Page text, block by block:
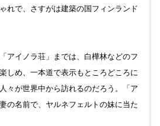
い」コーナー(2) に、新着記事をア
フの丘から" も更新しています。
" 写真のキャプションをアップ
れで、さすがは建築の国フィンランド
アイノラ荘」までは、白樺林などのフ
しめ、一本道で表示もところどころに
々が世界中から訪れるのだろう。「ア
の名前で、ヤルネフェルトの妹に当た